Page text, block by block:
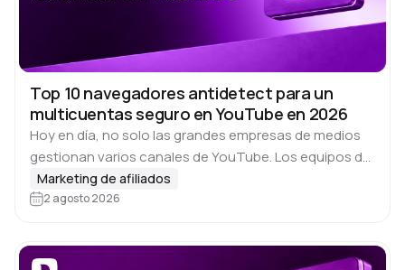
Top 10 navegadores antidetect para un
multicuentas seguro en YouTube en 2026
Hoy en día, no solo las grandes empresas de medios
gestionan varios canales de YouTube. Los equipos de
affiliate marketing, las agencias de SMM, los estudios
de contenido y las…
Marketing de afiliados
2 agosto 2026